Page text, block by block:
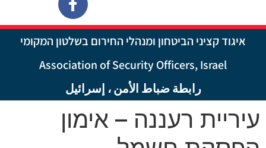
איגוד קציני הביטחון ומנהלי החירום בשלטון המקומי
Association of Security Officers, Israel
رابطة ضباط الأمن ، إسرائيل
עיריית רעננה – אימון